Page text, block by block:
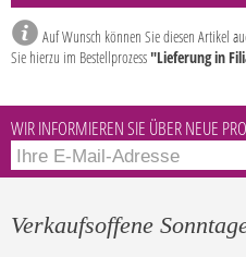
Auf Wunsch können Sie diesen Artikel
Sie hierzu im Bestellprozess"Lieferung in
WIR INFORMIEREN SIE ÜBER NEUE
Verkaufsoffene